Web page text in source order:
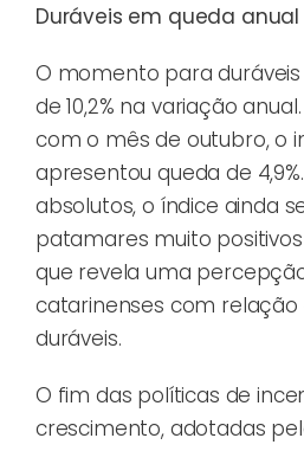
Duráveis em queda anual
O momento para
de 10,2% na variação
com o mês de outubro, o
apresentou queda de
absolutos, o índice ainda
patamares muito positivos
que revela uma
catarinenses com
duráveis.
O fim das políticas de
crescimento, adotadas